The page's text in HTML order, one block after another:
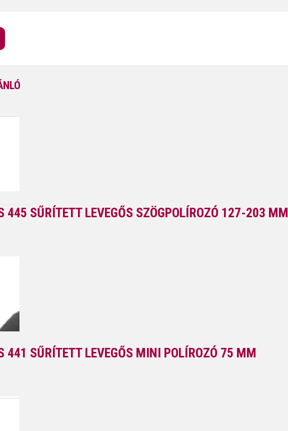
445 SŰRÍTETT LEVEGŐS SZÖGPOLÍROZÓ 127-203 MM
441 SŰRÍTETT LEVEGŐS MINI POLÍROZÓ 75 MM